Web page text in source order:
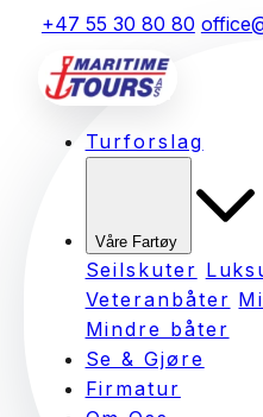
+47 55 30 80 80
Turforslag
Våre Fartøy
Seilskuter
Veteranbåter
Mindre båter
Se & Gjøre
Firmatur